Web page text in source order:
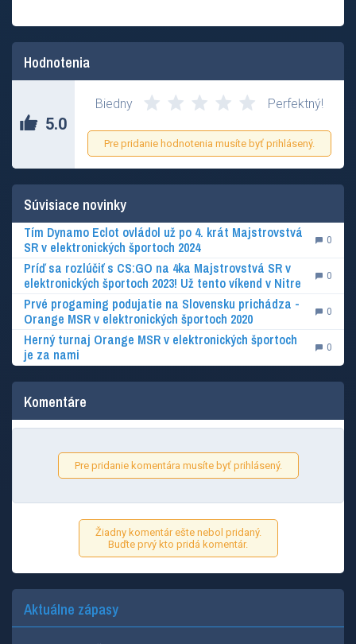
Hodnotenia
5.0
Biedny Perfektný!
Pre pridanie hodnotenia musíte byť prihlásený.
Súvisiace novinky
Tím Dynamo Eclot ovládol už po 4. krát Majstrovstvá
SR v elektronických športoch 2024
0
Príď sa rozlúčiť s CS:GO na 4ka Majstrovstvá SR v
elektronických športoch 2023! Už tento víkend v Nitre
0
Prvé progaming podujatie na Slovensku prichádza -
Orange MSR v elektronických športoch 2020
0
Herný turnaj Orange MSR v elektronických športoch
je za nami
0
Komentáre
Pre pridanie komentára musíte byť prihlásený.
Žiadny komentár ešte nebol pridaný.
Buďte prvý kto pridá komentár.
Aktuálne zápasy